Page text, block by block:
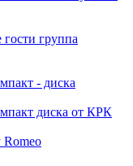
группа
- диска
диска от КРК
Romeo